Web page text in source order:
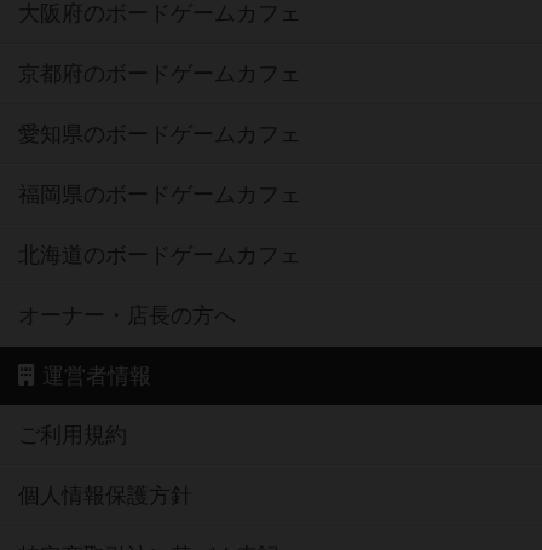
大阪府のボードゲームカフェ
京都府のボードゲームカフェ
愛知県のボードゲームカフェ
福岡県のボードゲームカフェ
北海道のボードゲームカフェ
オーナー・店長の方へ
運営者情報
ご利用規約
個人情報保護方針